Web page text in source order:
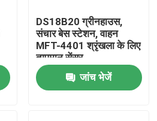
DS18B20 ग्रीनहाउस,
संचार बेस स्टेशन, वाहन
MFT-4401 श्रृंखला के लिए
तापमान सेंसर
जांच भेजें